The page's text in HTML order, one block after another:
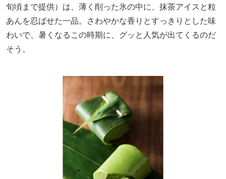
旬頃まで提供）は、薄く削った氷の中に、抹茶アイスと粒
あんを忍ばせた一品。さわやかな香りとすっきりとした味
わいで、暑くなるこの時期に、グッと人気が出てくるのだ
そう。